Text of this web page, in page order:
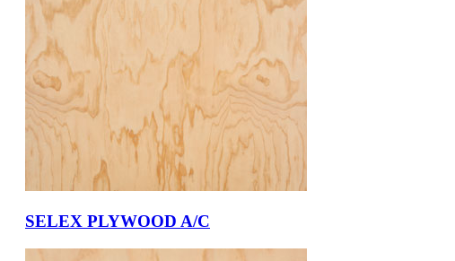
SELEX PLYWOOD A/C